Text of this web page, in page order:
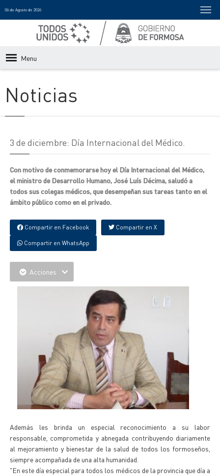
06 de Agosto de 2026
Menu
Noticias
3 de diciembre: Día Internacional del Médico.
Con motivo de conmemorarse hoy el Día Internacional del Médico,
el ministro de Desarrollo Humano, José Luís Décima, saludó a
todos sus colegas médicos, que desempeñan sus tareas tanto en el
ámbito público como en el privado.
Compartir en Facebook Compartir en X
Compartir en WhatsApp
Acciones
Además les brinda un especial reconocimiento a su labor
responsable, comprometida y abnegada contribuyendo diariamente
al mejoramiento y bienestar de la salud de todos los formoseños,
siempre acompañada de una alta humanidad.
"En este día especial para todos los médicos de la provincia que día a